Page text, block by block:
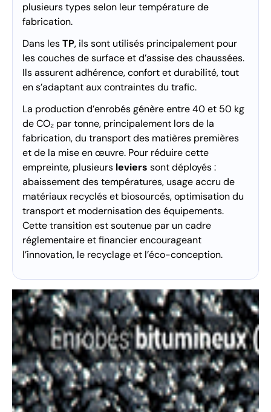
plusieurs types selon leur température de
fabrication.
Dans lesTP, ils sont utilisés principalement pour
les couches de surface et d’assise des chaussées.
Ils assurent adhérence, confort et durabilité, tout
en s’adaptant aux contraintes du trafic.
La production d’enrobés génère entre 40 et 50 kg
de CO₂ par tonne, principalement lors de la
fabrication, du transport des matières premières
et de la mise en œuvre. Pour réduire cette
empreinte, plusieurs leviers sont déployés :
abaissement des températures, usage accru de
matériaux recyclés et biosourcés, optimisation du
transport et modernisation des équipements.
Cette transition est soutenue par un cadre
réglementaire et financier encourageant
l’innovation, le recyclage et l’éco-conception.